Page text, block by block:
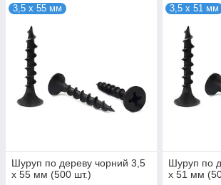
3,5 х 55 мм
Шуруп по дереву чорний 3,5
х 55 мм (500 шт.)
3,5 х 51 мм
Шуруп по
х 51 мм